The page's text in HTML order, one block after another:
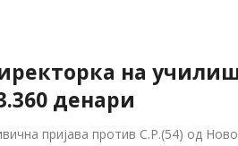
на
денари
пријава против С.Р.(54) од